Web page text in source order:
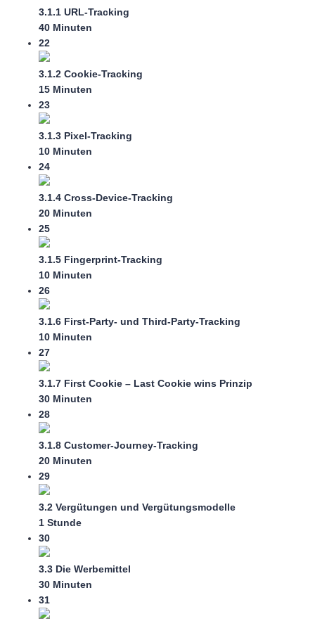
3.1.1 URL-Tracking
40 Minuten
22
3.1.2 Cookie-Tracking
15 Minuten
23
3.1.3 Pixel-Tracking
10 Minuten
24
3.1.4 Cross-Device-Tracking
20 Minuten
25
3.1.5 Fingerprint-Tracking
10 Minuten
26
3.1.6 First-Party- und Third-Party-Tracking
10 Minuten
27
3.1.7 First Cookie – Last Cookie wins Prinzip
30 Minuten
28
3.1.8 Customer-Journey-Tracking
20 Minuten
29
3.2 Vergütungen und Vergütungsmodelle
1 Stunde
30
3.3 Die Werbemittel
30 Minuten
31